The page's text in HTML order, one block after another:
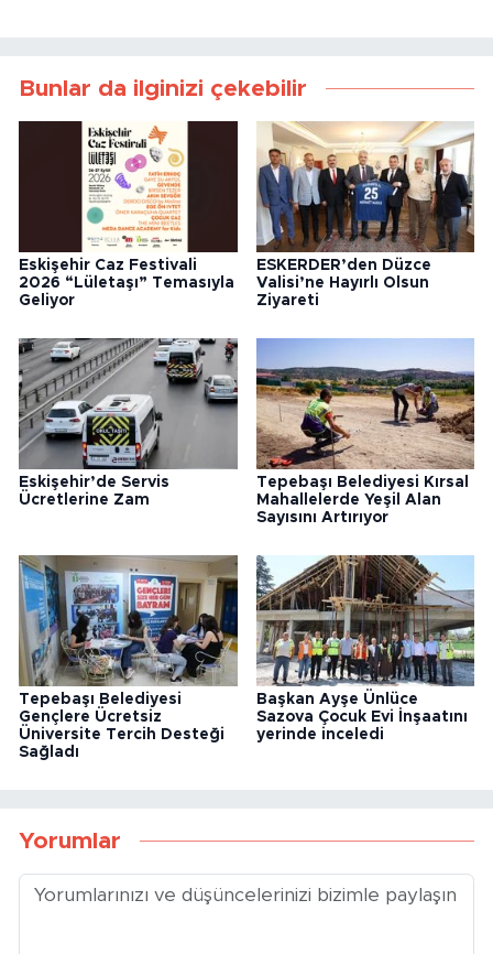
Bunlar da ilginizi çekebilir
Eskişehir Caz Festivali
2026 “Lületaşı” Temasıyla
Geliyor
ESKERDER’den Düzce
Valisi’ne Hayırlı Olsun
Ziyareti
Eskişehir’de Servis
Ücretlerine Zam
Tepebaşı Belediyesi Kırsal
Mahallelerde Yeşil Alan
Sayısını Artırıyor
Tepebaşı Belediyesi
Gençlere Ücretsiz
Üniversite Tercih Desteği
Sağladı
Başkan Ayşe Ünlüce
Sazova Çocuk Evi İnşaatını
yerinde inceledi
Yorumlar